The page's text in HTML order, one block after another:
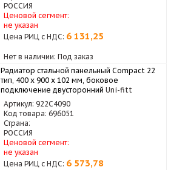
РОССИЯ
Ценовой сегмент:
не указан
Цена РИЦ с НДС: 6 131,25
Нет в наличии: Под заказ
Радиатор стальной панельный Compact 22
тип, 400 х 900 x 102 мм, боковое
подключение двусторонний Uni-fitt
Артикул: 922C4090
Код товара: 696051
Страна:
РОССИЯ
Ценовой сегмент:
не указан
Цена РИЦ с НДС: 6 573,78